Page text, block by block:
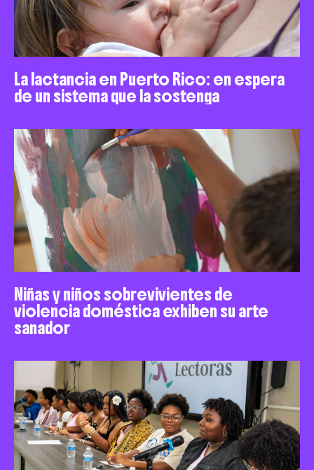
La lactancia en Puerto Rico: en espera
de un sistema que la sostenga
Niñas y niños sobrevivientes de
violencia doméstica exhiben su arte
sanador